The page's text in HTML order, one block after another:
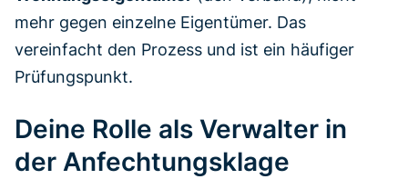
mehr gegen einzelne Eigentümer. Das
vereinfacht den Prozess und ist ein häufiger
Prüfungspunkt.
Deine Rolle als Verwalter in
der Anfechtungsklage